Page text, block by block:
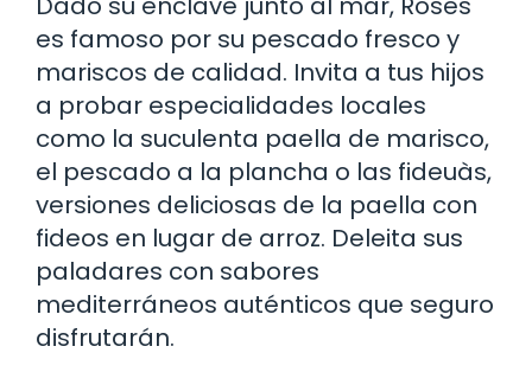
es famoso por su pescado fresco y
mariscos de calidad. Invita a tus hijos
a probar especialidades locales
como la suculenta paella de marisco,
el pescado a la plancha o las fideuàs,
versiones deliciosas de la paella con
fideos en lugar de arroz. Deleita sus
paladares con sabores
mediterráneos auténticos que seguro
disfrutarán.